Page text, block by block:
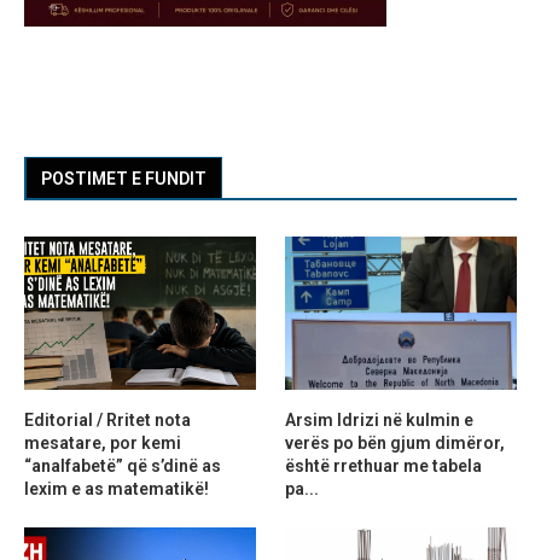
POSTIMET E FUNDIT
Editorial / Rritet nota
mesatare, por kemi
“analfabetë” që s’dinë as
lexim e as matematikë!
Arsim Idrizi në kulmin e
verës po bën gjum dimëror,
është rrethuar me tabela
pa...